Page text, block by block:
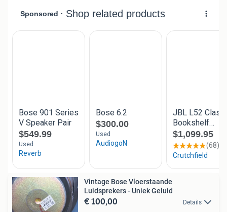
Vintage Bose Vloerstaande
Luidsprekers - Uniek Geluid
€ 100,00 Details